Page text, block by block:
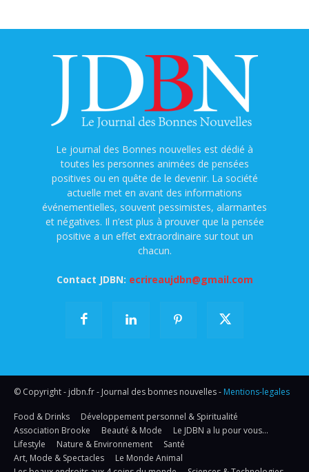
Le journal des Bonnes nouvelles est dédié à
toutes les personnes animées de pensées
positives ou en quête de le devenir. La société
actuelle met en avant des informations
événementielles, souvent pessimistes, alarmantes
et négatives. Il n’est plus à prouver que la pensée
positive a un effet extraordinaire sur tout un
chacun.
Contact JDBN: ecrireaujdbn@gmail.com
© Copyright - jdbn.fr - Journal des bonnes nouvelles - Mentions-legales
Food & Drinks
Développement personnel & Spiritualité
Association Brooke
Beauté & Mode
Le JDBN a lu pour vous…
Lifestyle
Nature & Environnement
Santé
Art, Mode & Spectacles
Le Monde Animal